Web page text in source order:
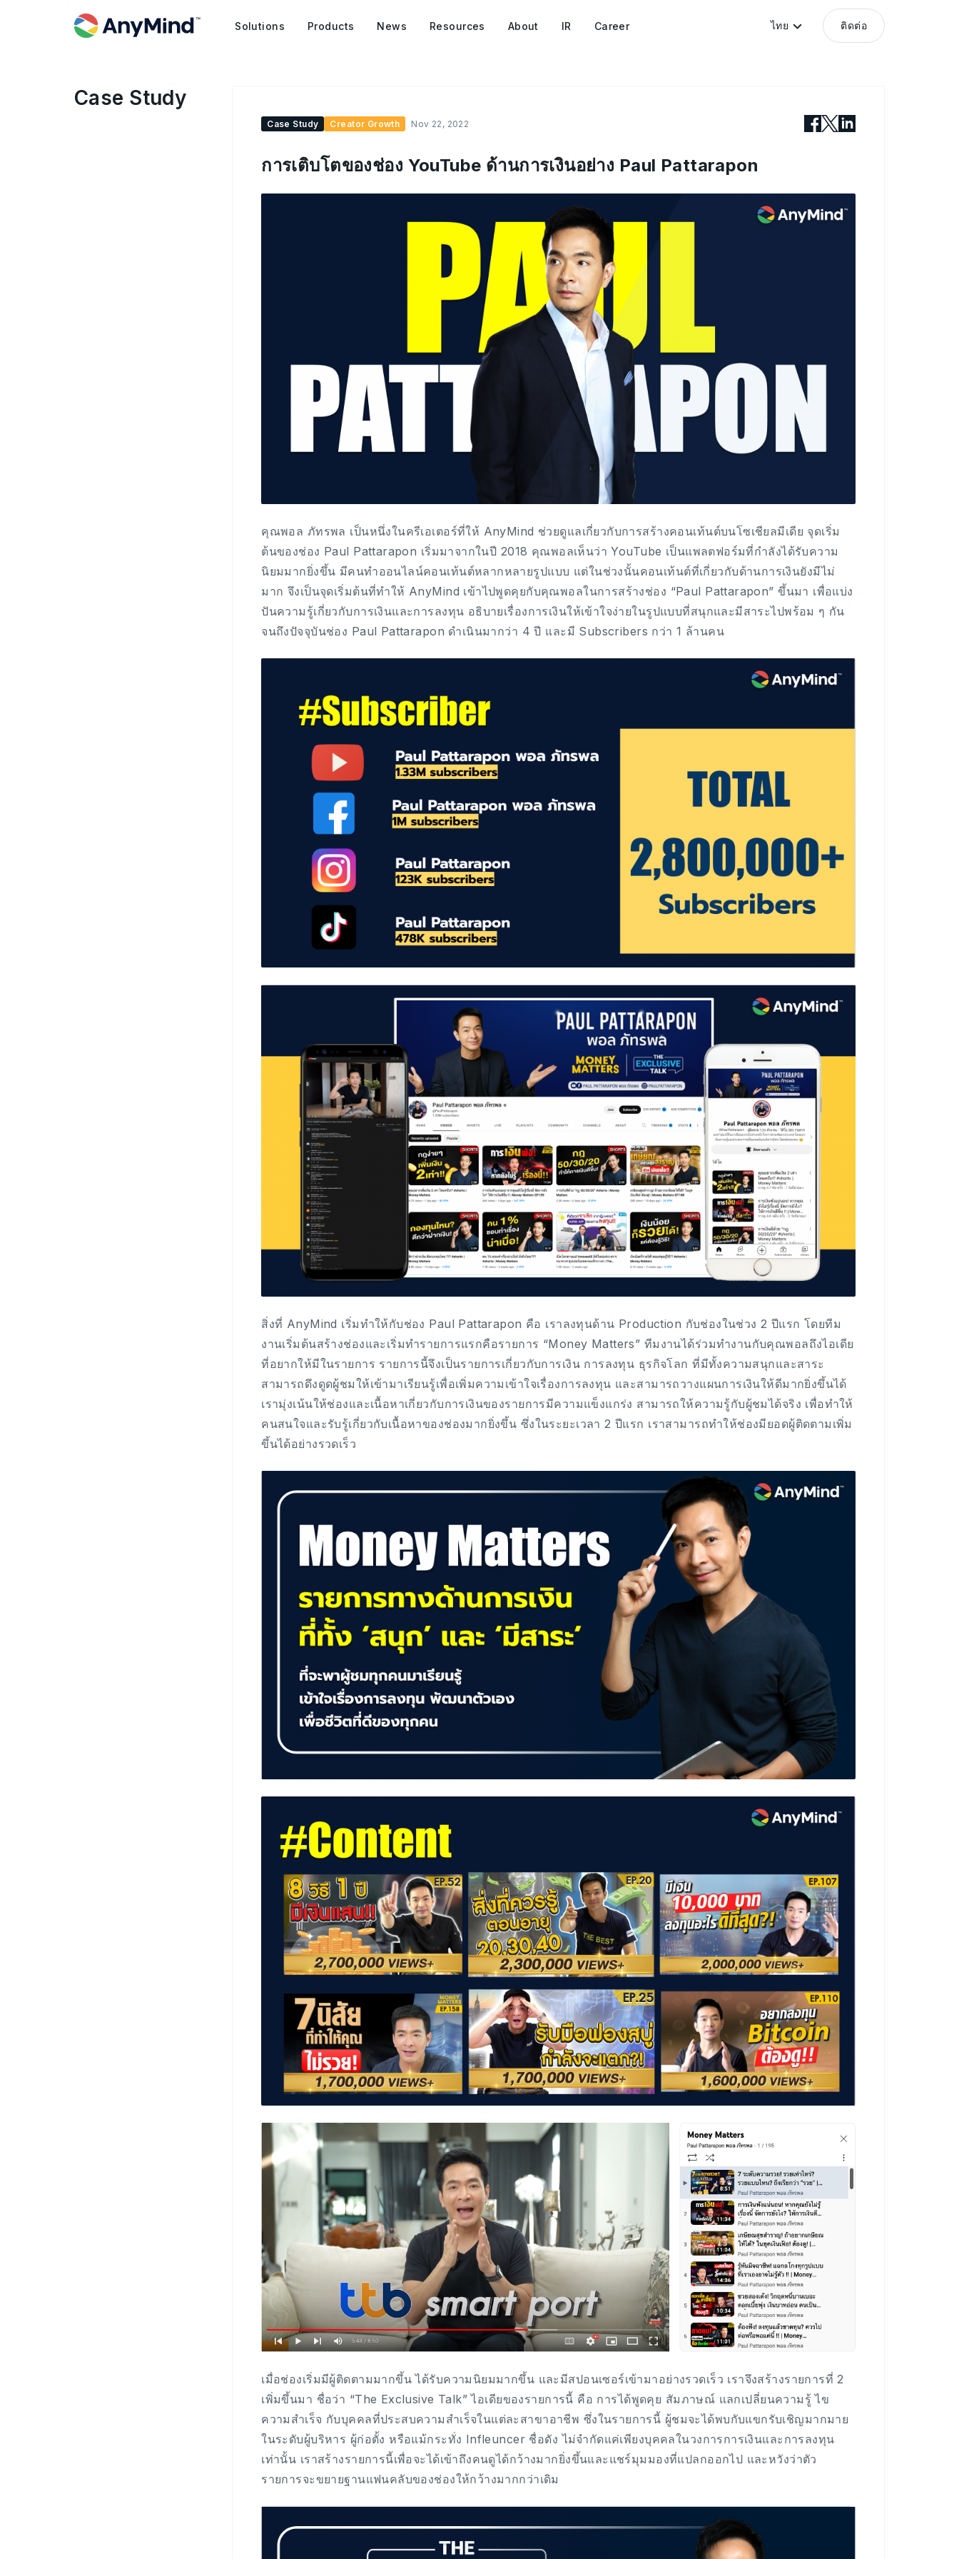
Solutions Products News Resources About IR Career ไทย ติดต่อ
Case Study
Case Study Creator Growth Nov 22, 2022
การเติบโตของช่อง YouTube ด้านการเงินอย่าง Paul Pattarapon
คุณพอล ภัทรพล เป็นหนึ่งในครีเอเตอร์ที่ให้ AnyMind ช่วยดูแลเกี่ยวกับการสร้างคอนเท้นต์บนโซเชียลมีเดีย จุดเริ่ม
ต้นของช่อง Paul Pattarapon เริ่มมาจากในปี 2018 คุณพอลเห็นว่า YouTube เป็นแพลตฟอร์มที่กำลังได้รับความ
นิยมมากยิ่งขึ้น มีคนทำออนไลน์คอนเท้นต์หลากหลายรูปแบบ แต่ในช่วงนั้นคอนเท้นต์ที่เกี่ยวกับด้านการเงินยังมีไม่
มาก จึงเป็นจุดเริ่มต้นที่ทำให้ AnyMind เข้าไปพูดคุยกับคุณพอลในการสร้างช่อง “Paul Pattarapon” ขึ้นมา เพื่อแบ่ง
ปันความรู้เกี่ยวกับการเงินและการลงทุน อธิบายเรื่องการเงินให้เข้าใจง่ายในรูปแบบที่สนุกและมีสาระไปพร้อม ๆ กัน
จนถึงปัจจุบันช่อง Paul Pattarapon ดำเนินมากว่า 4 ปี และมี Subscribers กว่า 1 ล้านคน
สิ่งที่ AnyMind เริ่มทำให้กับช่อง Paul Pattarapon คือ เราลงทุนด้าน Production กับช่องในช่วง 2 ปีแรก โดยทีม
งานเริ่มต้นสร้างช่องและเริ่มทำรายการแรกคือรายการ “Money Matters” ทีมงานได้ร่วมทำงานกับคุณพอลถึงไอเดีย
ที่อยากให้มีในรายการ รายการนี้จึงเป็นรายการเกี่ยวกับการเงิน การลงทุน ธุรกิจโลก ที่มีทั้งความสนุกและสาระ
สามารถดึงดูดผู้ชมให้เข้ามาเรียนรู้เพื่อเพิ่มความเข้าใจเรื่องการลงทุน และสามารถวางแผนการเงินให้ดีมากยิ่งขึ้นได้
เรามุ่งเน้นให้ช่องและเนื้อหาเกี่ยวกับการเงินของรายการมีความแข็งแกร่ง สามารถให้ความรู้กับผู้ชมได้จริง เพื่อทำให้
คนสนใจและรับรู้เกี่ยวกับเนื้อหาของช่องมากยิ่งขึ้น ซึ่งในระยะเวลา 2 ปีแรก เราสามารถทำให้ช่องมียอดผู้ติดตามเพิ่ม
ขึ้นได้อย่างรวดเร็ว
เมื่อช่องเริ่มมีผู้ติดตามมากขึ้น ได้รับความนิยมมากขึ้น และมีสปอนเซอร์เข้ามาอย่างรวดเร็ว เราจึงสร้างรายการที่ 2
เพิ่มขึ้นมา ชื่อว่า “The Exclusive Talk” ไอเดียของรายการนี้ คือ การได้พูดคุย สัมภาษณ์ แลกเปลี่ยนความรู้ ไข
ความสำเร็จ กับบุคคลที่ประสบความสำเร็จในแต่ละสาขาอาชีพ ซึ่งในรายการนี้ ผู้ชมจะได้พบกับแขกรับเชิญมากมาย
ในระดับผู้บริหาร ผู้ก่อตั้ง หรือแม้กระทั่ง Infleuncer ชื่อดัง ไม่จำกัดแค่เพียงบุคคลในวงการการเงินและการลงทุน
เท่านั้น เราสร้างรายการนี้เพื่อจะได้เข้าถึงคนดูได้กว้างมากยิ่งขึ้นและแชร์มุมมองที่แปลกออกไป และหวังว่าตัว
รายการจะขยายฐานแฟนคลับของช่องให้กว้างมากกว่าเดิม